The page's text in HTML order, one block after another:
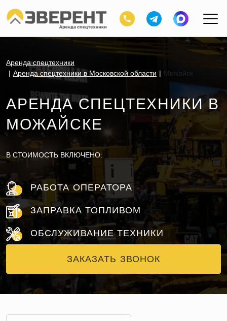
Аренда спецтехники
Аренда спецтехники в Московской области
Можайск
АРЕНДА СПЕЦТЕХНИКИ В
МОЖАЙСКЕ
В СТОИМОСТЬ ВКЛЮЧЕНО:
РАБОТА ОПЕРАТОРА
ЗАПРАВКА ТОПЛИВОМ
ОБСЛУЖИВАНИЕ ТЕХНИКИ
ЗАКАЗАТЬ ЗВОНОК